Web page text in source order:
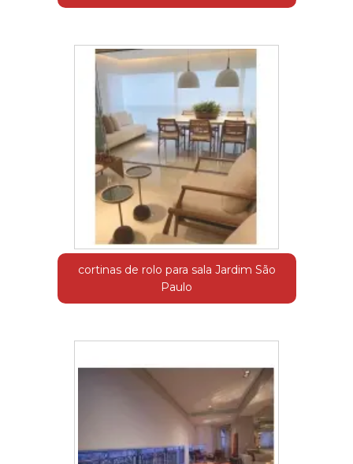
cortinas de rolo para sala Jardim São
Paulo